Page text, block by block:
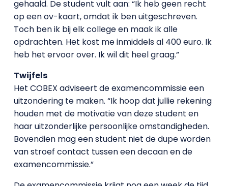
gehaald. De student vult aan: “Ik heb geen recht
op een ov-kaart, omdat ik ben uitgeschreven.
Toch ben ik bij elk college en maak ik alle
opdrachten. Het kost me inmiddels al 400 euro. Ik
heb het ervoor over. Ik wil dit heel graag.”
Twijfels
Het COBEX adviseert de examencommissie een
uitzondering te maken. “Ik hoop dat jullie rekening
houden met de motivatie van deze student en
haar uitzonderlijke persoonlijke omstandigheden.
Bovendien mag een student niet de dupe worden
van stroef contact tussen een decaan en de
examencommissie.”